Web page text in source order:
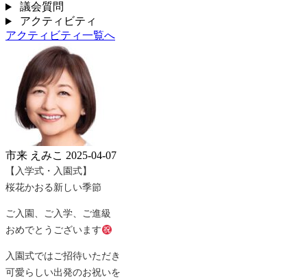
議会質問
アクティビティ
アクティビティ一覧へ
市来 えみこ 2025-04-07
【入学式・入園式】
桜花かおる新しい季節
ご入園、ご入学、ご進級
おめでとうございます
入園式ではご招待いただき
可愛らしい出発のお祝いを